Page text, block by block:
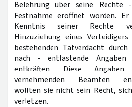
Belehrung über seine Rechte
Festnahme eröffnet worden.
Kenntnis seiner Rechte
Hinzuziehung eines
bestehenden Tatverdacht durch
nach - entlastende
entkräften. Diese
vernehmenden Beamten
wollten sie nicht sein Recht,
verletzen.